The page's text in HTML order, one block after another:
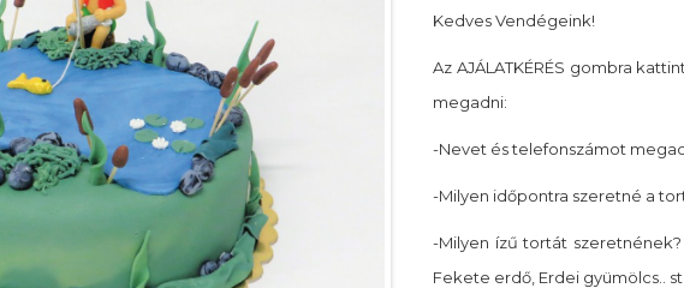
Kedves Vendégeink!
Az AJÁLATKÉRÉS gombra
megadni:
-Nevet és telefonszámot
-Milyen időpontra szeretné a
-Milyen ízű tortát szeretnének?
Fekete erdő, Erdei gyümölcs..